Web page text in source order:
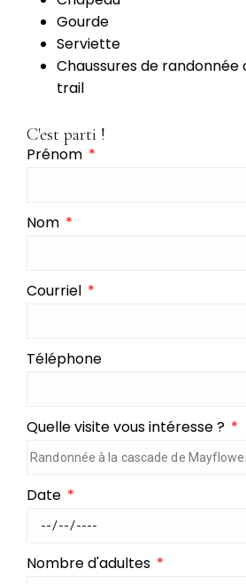
Gourde
Serviette
Chaussures de randonnée
trail
C'est parti !
Prénom
Nom
Courriel
Téléphone
Quelle visite vous intéresse ?
Date
Nombre d'adultes